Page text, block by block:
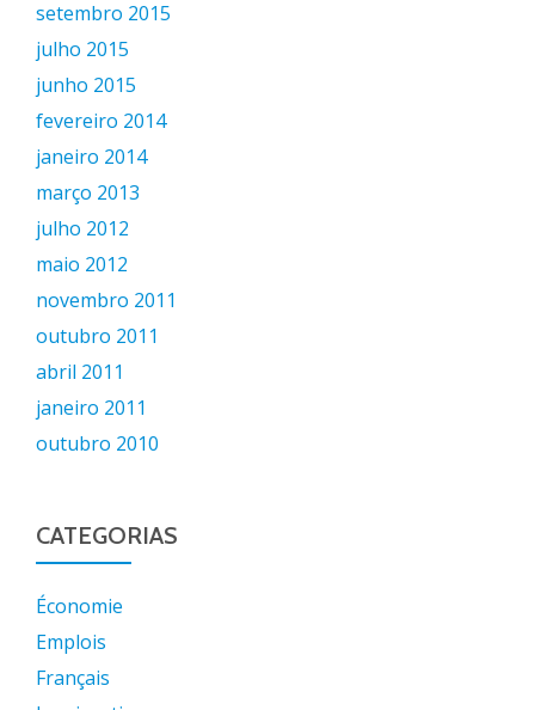
setembro 2015
julho 2015
junho 2015
fevereiro 2014
janeiro 2014
março 2013
julho 2012
maio 2012
novembro 2011
outubro 2011
abril 2011
janeiro 2011
outubro 2010
CATEGORIAS
Économie
Emplois
Français